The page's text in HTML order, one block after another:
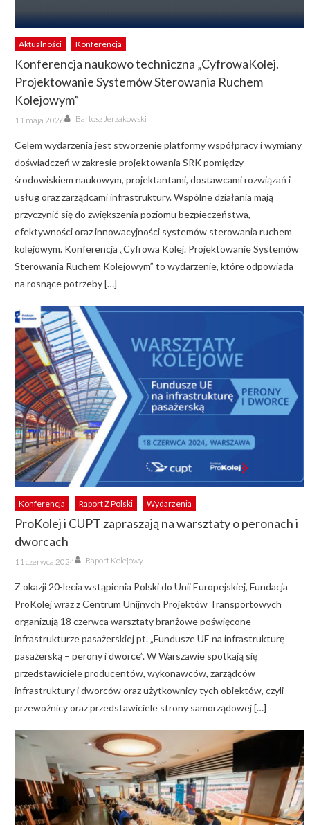
Aktualności Konferencja
Konferencja naukowo techniczna „CyfrowaKolej.
Projektowanie Systemów Sterowania Ruchem
Kolejowym”
Posted
on
11 maja 2026 Author
Bartosz Jerzakowski
Celem wydarzenia jest stworzenie platformy współpracy i wymiany
doświadczeń w zakresie projektowania SRK pomiędzy
środowiskiem naukowym, projektantami, dostawcami rozwiązań i
usług oraz zarządcami infrastruktury. Wspólne działania mają
przyczynić się do zwiększenia poziomu bezpieczeństwa,
efektywności oraz innowacyjności systemów sterowania ruchem
kolejowym. Konferencja „Cyfrowa Kolej. Projektowanie Systemów
Sterowania Ruchem Kolejowym” to wydarzenie, które odpowiada
na rosnące potrzeby […]
Konferencja Raport Z Polski Wydarzenia
ProKolej i CUPT zapraszają na warsztaty o peronach i
dworcach
Posted
on
11 czerwca 2024 Author
Raport Kolejowy
Z okazji 20-lecia wstąpienia Polski do Unii Europejskiej, Fundacja
ProKolej wraz z Centrum Unijnych Projektów Transportowych
organizują 18 czerwca warsztaty branżowe poświęcone
infrastrukturze pasażerskiej pt. „Fundusze UE na infrastrukturę
pasażerską – perony i dworce”. W Warszawie spotkają się
przedstawiciele producentów, wykonawców, zarządców
infrastruktury i dworców oraz użytkownicy tych obiektów, czyli
przewoźnicy oraz przedstawiciele strony samorządowej […]